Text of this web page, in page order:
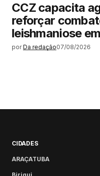
CCZ capacita
reforçar
leishmaniose
por Da redação07/08/2026
CIDADES
ARAÇATUBA